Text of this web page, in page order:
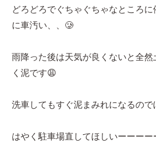
どろどろでぐちゃぐちゃなところ
に車汚い、、🥲
雨降った後は天気が良くないと全
く泥です😩
洗車してもすぐ泥まみれになるの
はやく駐車場直してほしいーーーー